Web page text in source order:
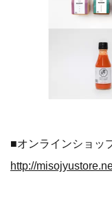
■オンラインショッ
http://